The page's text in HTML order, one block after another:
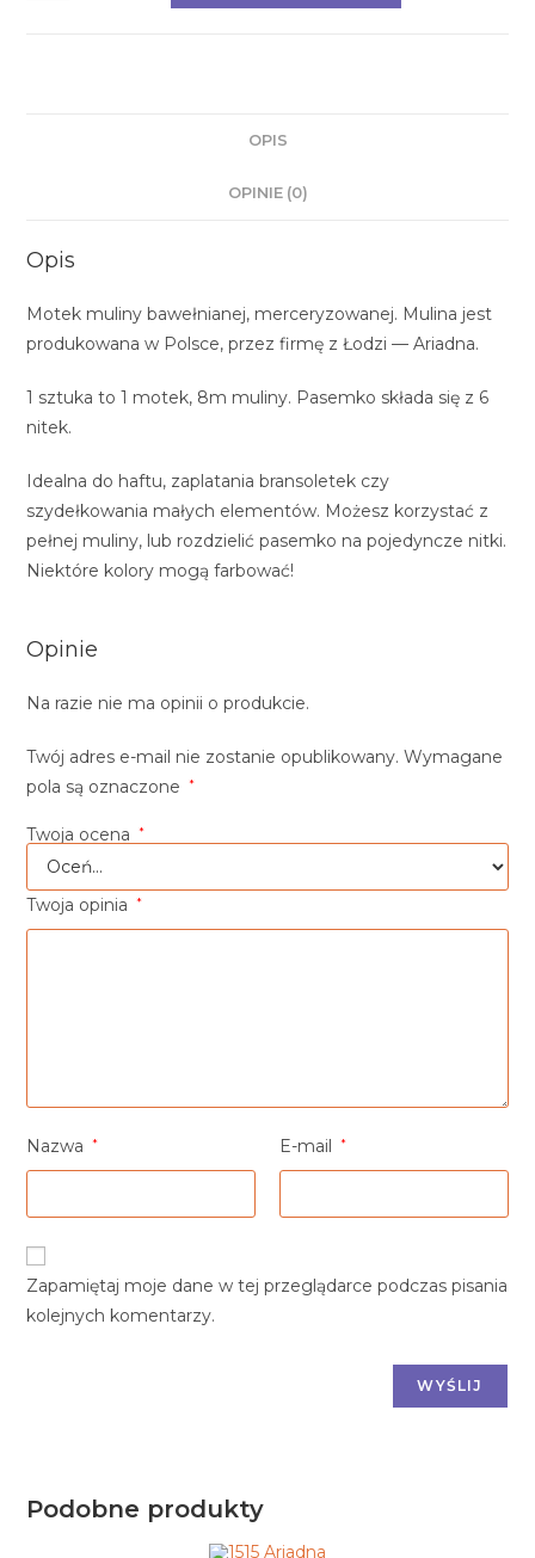
OPIS
OPINIE (0)
Opis
Motek muliny bawełnianej, merceryzowanej. Mulina jest
produkowana w Polsce, przez firmę z Łodzi — Ariadna.
1 sztuka to 1 motek, 8m muliny. Pasemko składa się z 6
nitek.
Idealna do haftu, zaplatania bransoletek czy
szydełkowania małych elementów. Możesz korzystać z
pełnej muliny, lub rozdzielić pasemko na pojedyncze nitki.
Niektóre kolory mogą farbować!
Opinie
Na razie nie ma opinii o produkcie.
Twój adres e-mail nie zostanie opublikowany. Wymagane
pola są oznaczone
*
Twoja ocena *
Twoja opinia *
Nazwa * E-mail *
Zapamiętaj moje dane w tej przeglądarce podczas pisania
kolejnych komentarzy.
Podobne produkty